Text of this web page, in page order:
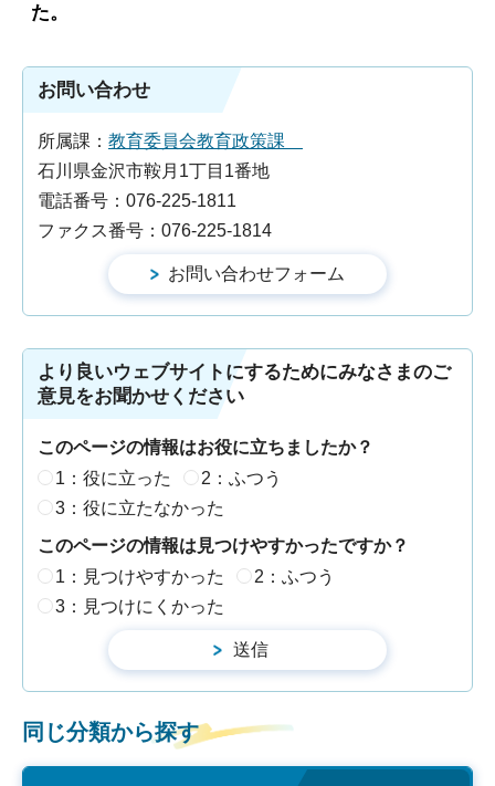
た。
お問い合わせ
所属課： 教育委員会教育政策課
石川県金沢市鞍月1丁目1番地
電話番号：076-225-1811
ファクス番号：076-225-1814
より良いウェブサイトにするためにみなさまのご
意見をお聞かせください
このページの情報はお役に立ちましたか？
1：役に立った
2：ふつう
3：役に立たなかった
このページの情報は見つけやすかったですか？
1：見つけやすかった
2：ふつう
3：見つけにくかった
同じ分類から探す